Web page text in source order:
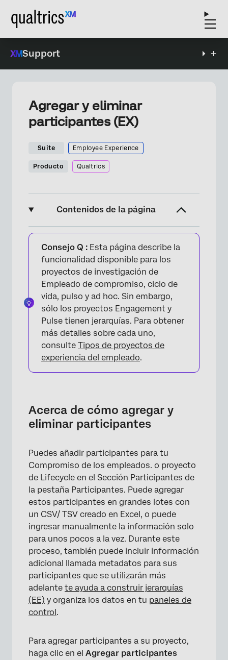
Support
Agregar y eliminar
participantes (EX)
Suite Employee Experience
Producto Qualtrics
Contenidos de la página
Acerca de cómo agregar y eliminar
participantes
Agregar participantes manualmente
Importación de participantes con un archivo
Errores detectados en un archivo de
Participante
Importación de participantes desde el
Directorio
organización con la ayuda de Guided.
Actualización de participantes
Eliminación de participantes
Preguntas frequentes
Consejo Q : Esta página describe la
funcionalidad disponible para los
proyectos de investigación de
Empleado de compromiso, ciclo de
vida, pulso y ad hoc. Sin embargo,
sólo los proyectos Engagement y
Pulse tienen jerarquías. Para obtener
más detalles sobre cada uno,
consulte Tipos de proyectos de
experiencia del empleado.
Acerca de cómo agregar y
eliminar participantes
Puedes añadir participantes para tu
Compromiso de los empleados. o proyecto
de Lifecycle en el Sección Participantes de
la pestaña Participantes. Puede agregar
estos participantes en grandes lotes con
un CSV/ TSV creado en Excel, o puede
ingresar manualmente la información solo
para unos pocos a la vez. Durante este
proceso, también puede incluir información
adicional llamada metadatos para sus
participantes que se utilizarán más
adelante te ayuda a construir jerarquías
(EE) y organiza los datos en tu paneles de
control.
Para agregar participantes a su proyecto,
haga clic en el Agregar participantes